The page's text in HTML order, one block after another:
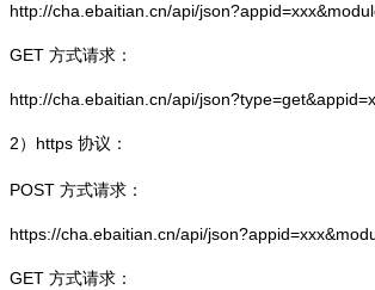
http://cha.ebaitian.cn/api/
GET 方式请求：
http://cha.ebaitian.cn/api/
2） https 协议：
POST 方式请求：
https://cha.ebaitian.cn/api/
GET 方式请求：